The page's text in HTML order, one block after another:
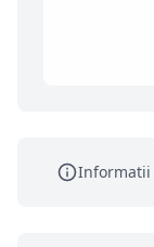
Informatii